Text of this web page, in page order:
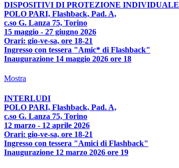
DISPOSITIVI DI PROTEZIONE INDIVIDUALE
POLO PARI, Flashback, Pad. A,
c.so G. Lanza 75, Torino
15 maggio - 27 giugno 2026
Orari: gio-ve-sa, ore 18-21
Ingresso con tessera "Amic* di Flashback"
Inaugurazione 14 maggio 2026 ore 18
Mostra
INTERLUDI
POLO PARI, Flashback, Pad. A,
c.so G. Lanza 75, Torino
12 marzo - 12 aprile 2026
Orari: gio-ve-sa, ore 18-21
Ingresso con tessera "Amici di Flashback"
Inaugurazione 12 marzo 2026 ore 19